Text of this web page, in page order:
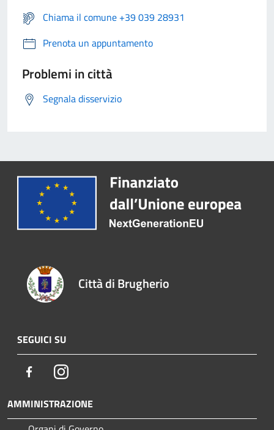
Chiama il comune +39 039 28931
Prenota un appuntamento
Problemi in città
Segnala disservizio
Città di Brugherio
SEGUICI SU
FacebookInstagram
AMMINISTRAZIONE